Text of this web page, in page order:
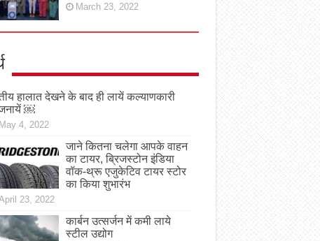
March 23, 2022
हालात देखने के बाद ही लायें कल्याणकारी
￼
May 4, 2022
जाने कितना चलेगा आपके वाहन
का टायर, ब्रिजस्टोन इंडिया
वॉक-थ्रू एजुकेटिव टायर स्टोर
का किया शुभारंभ
23, 2022
कार्बन उत्सर्जन में कमी लाये
स्टील उद्योग